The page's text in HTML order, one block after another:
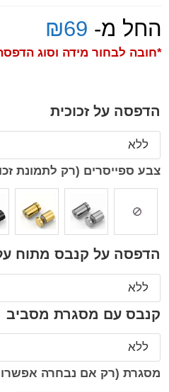
החל מ- ₪69
*חובה לבחור מידה וסוג
הדפסה על זכוכית
צבע ספייסרים (רק לתמונת
הדפסה על קנבס מתוח
קנבס עם מסגרת מסביב
מסגרת (רק אם נבחרה